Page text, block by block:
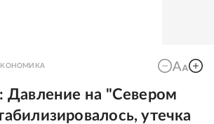
Давление на "Севером
утечка